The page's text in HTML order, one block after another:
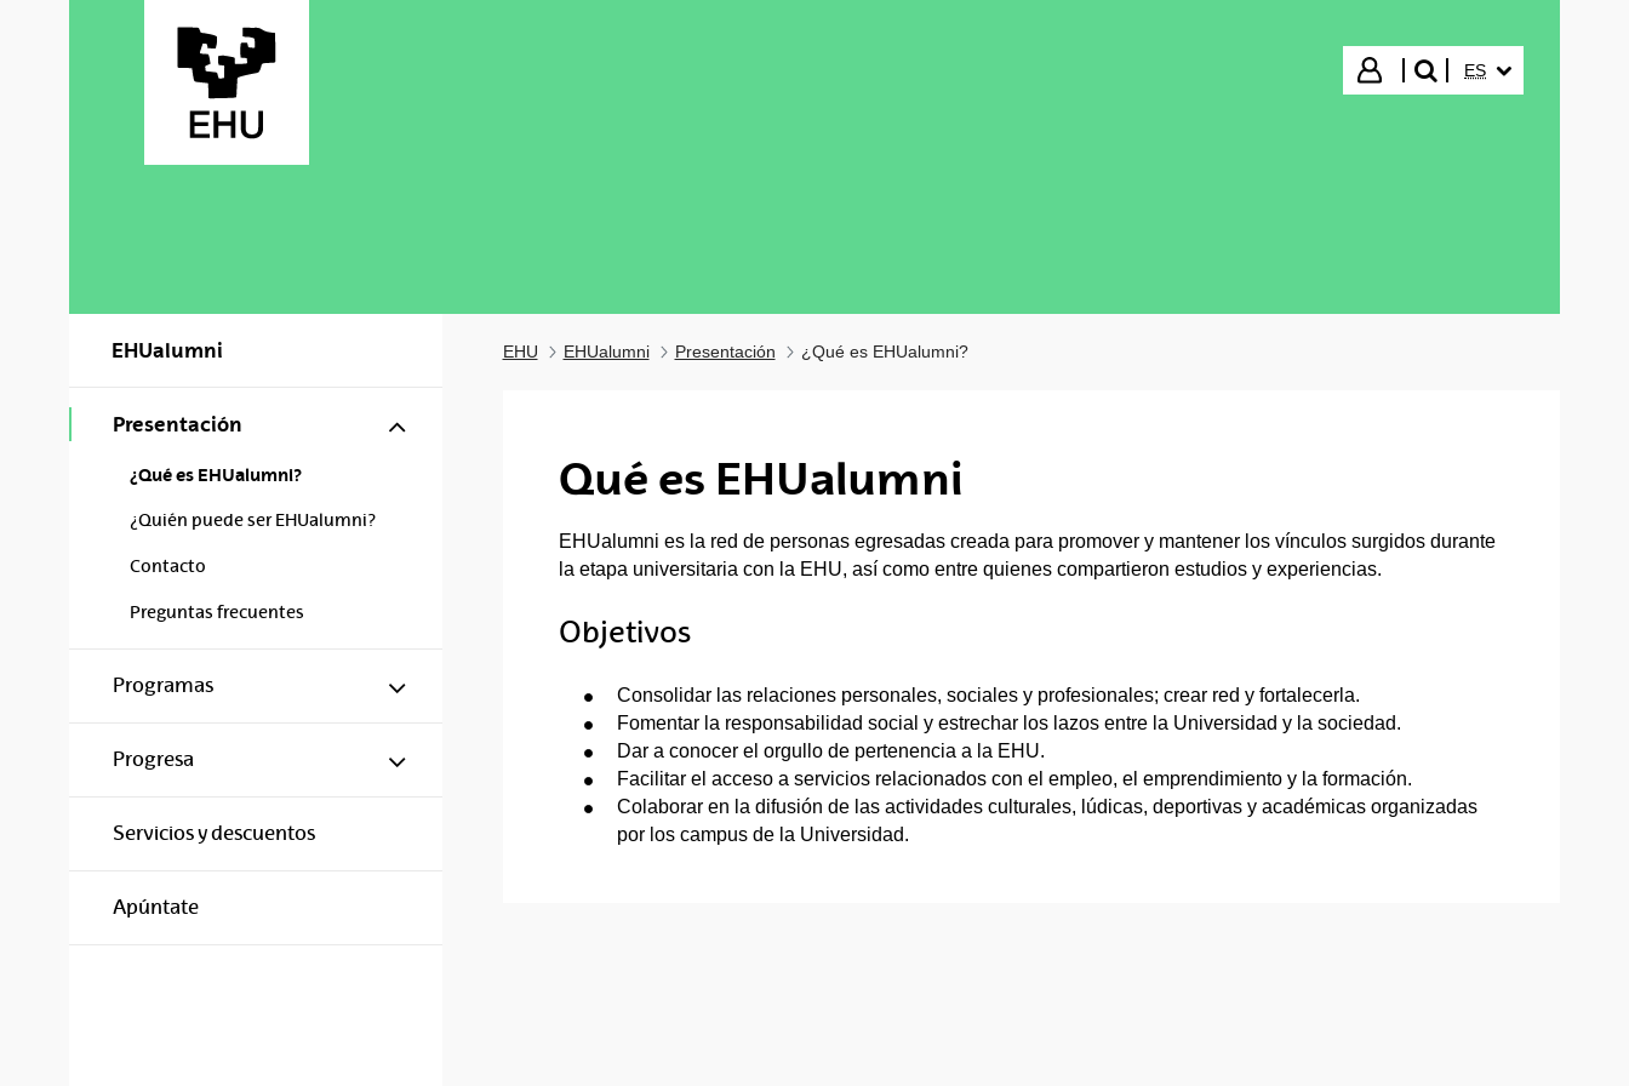
Iniciar sesión
buscar"
ES
EHUalumni
Presentación Mostrar/ocultar subpáginas
¿Qué es EHUalumni?
¿Quién puede ser EHUalumni?
Contacto
Preguntas frecuentes
Programas Mostrar/ocultar subpáginas
Progresa Mostrar/ocultar subpáginas
Servicios y descuentos
Apúntate
EHU EHUalumni Presentación ¿Qué es EHUalumni?
Qué es EHUalumni
EHUalumni es la red de personas egresadas creada para promover y mantener los vínculos surgidos durante
la etapa universitaria con la EHU, así como entre quienes compartieron estudios y experiencias.
Objetivos
Consolidar las relaciones personales, sociales y profesionales; crear red y fortalecerla.
Fomentar la responsabilidad social y estrechar los lazos entre la Universidad y la sociedad.
Dar a conocer el orgullo de pertenencia a la EHU.
Facilitar el acceso a servicios relacionados con el empleo, el emprendimiento y la formación.
Colaborar en la difusión de las actividades culturales, lúdicas, deportivas y académicas organizadas
por los campus de la Universidad.